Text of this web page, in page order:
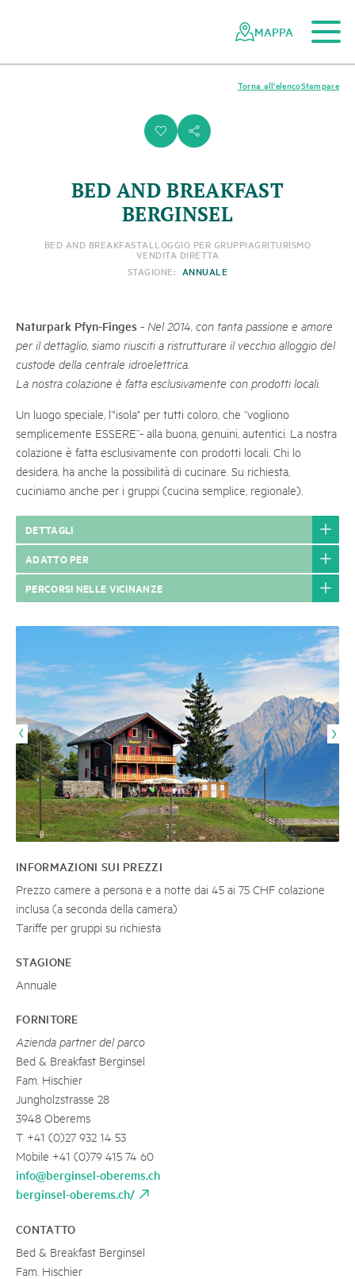
dei
MAPPA
i s
Stampare
Torna all'elenco
BED AND BREAKFAST
BERGINSEL
BED AND BREAKFASTALLOGGIO PER GRUPPIAGRITURISMO
VENDITA DIRETTA
STAGIONE: ANNUALE
Naturpark Pfyn-Finges - Nel 2014, con tanta passione e amore
per il dettaglio, siamo riusciti a ristrutturare il vecchio alloggio del
custode della centrale idroelettrica.
La nostra colazione è fatta esclusivamente con prodotti locali.
Un luogo speciale, l’"isola" per tutti coloro, che “vogliono
semplicemente ESSERE”- alla buona, genuini, autentici. La nostra
colazione è fatta esclusivamente con prodotti locali. Chi lo
desidera, ha anche la possibilità di cucinare. Su richiesta,
cuciniamo anche per i gruppi (cucina semplice, regionale).
DETTAGLI
ADATTO PER
PERCORSI NELLE VICINANZE
INFORMAZIONI SUI PREZZI
Prezzo camere a persona e a notte dai 45 ai 75 CHF colazione
inclusa (a seconda della camera)
Tariffe per gruppi su richiesta
STAGIONE
Annuale
FORNITORE
Azienda partner del parco
Bed & Breakfast Berginsel
Fam. Hischier
Jungholzstrasse 28
3948 Oberems
T +41 (0)27 932 14 53
Mobile +41 (0)79 415 74 60
info@berginsel-oberems.ch
berginsel-oberems.ch/
CONTATTO
Bed & Breakfast Berginsel
Fam. Hischier